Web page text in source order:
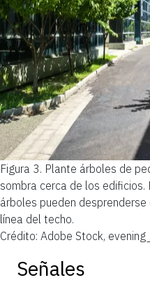
Figura 3. Plante árboles de
sombra cerca de los
árboles pueden
línea del techo.
Crédito: Adobe Stock,
Señales